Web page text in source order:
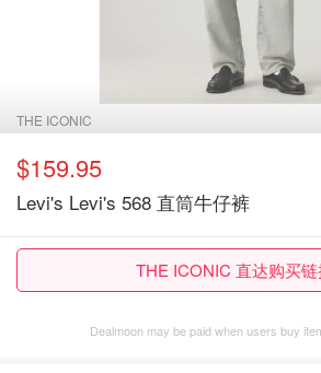
THE ICONIC
$159.95
Levi's Levi's 568 直筒牛仔裤
THE ICONIC 直达购买
Dealmoon may be paid when users buy